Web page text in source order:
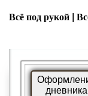
Всё под рукой |
дневника